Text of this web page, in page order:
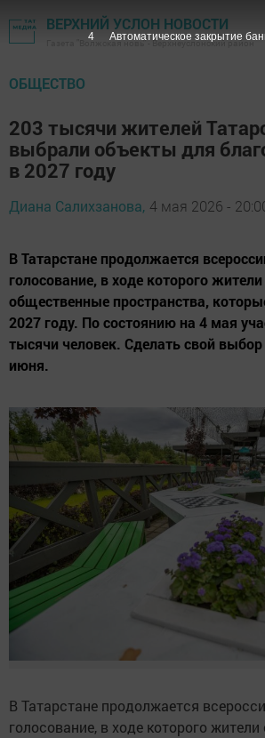
ВЕРХНИЙ УСЛОН НОВОСТИ
Газета "Волжская новь" - Верхнеуслонский район
ОБЩЕСТВО
203 тысячи жителей
выбрали объекты для
в 2027 году
Диана Салихзанова, 4 мая 2026 -
В Татарстане продолжается
голосование, в ходе которого
общественные пространства,
2027 году. По состоянию на 4 мая
тысячи человек. Сделать свой
июня.
В Татарстане продолжается
голосование, в ходе которого
3 Автоматическое закрытие